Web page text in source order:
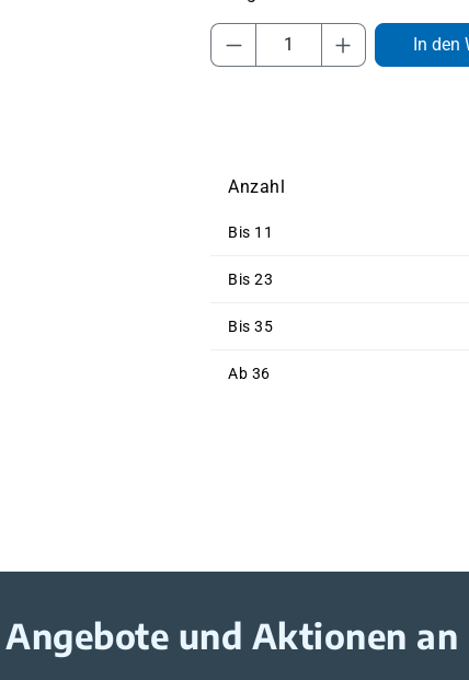
Produkt Anzahl: Gib
In den
Anzahl
Bis 11
Bis 23
Bis 35
Ab 36
und Aktionen an